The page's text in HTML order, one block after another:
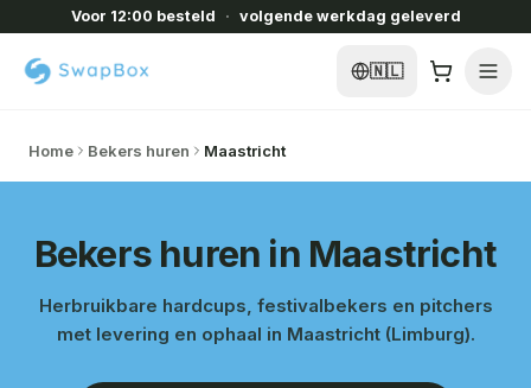
Voor 12:00 besteld · volgende werkdag geleverd
🇳🇱
Home Bekers huren Maastricht
Bekers huren in Maastricht
Herbruikbare hardcups, festivalbekers en pitchers
met levering en ophaal in Maastricht (Limburg).